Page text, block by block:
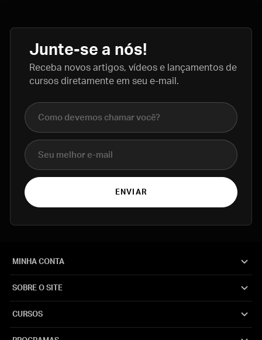
Junte-se a nós!
Receba novos artigos, vídeos e lançamentos de
cursos diretamente em seu e-mail.
Nome completo
E-mail
ENVIAR
MINHA CONTA
SOBRE O SITE
CURSOS